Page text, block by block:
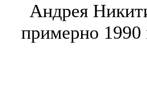
Андрея
примерно 1990